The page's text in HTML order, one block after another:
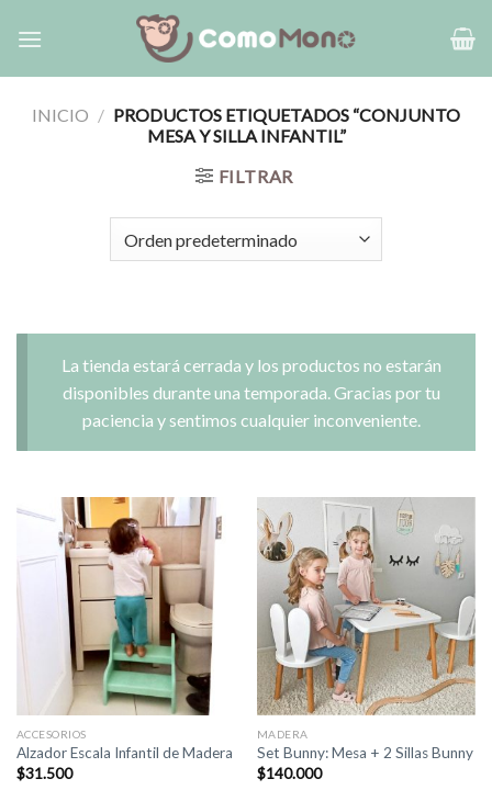
INICIO / PRODUCTOS ETIQUETADOS “CONJUNTO
MESA Y SILLA INFANTIL”
FILTRAR
La tienda estará cerrada y los productos no estarán
disponibles durante una temporada. Gracias por tu
paciencia y sentimos cualquier inconveniente.
ACCESORIOS
Alzador Escala Infantil de Madera
$31.500
MADERA
Set Bunny: Mesa + 2 Sillas Bunny
$140.000